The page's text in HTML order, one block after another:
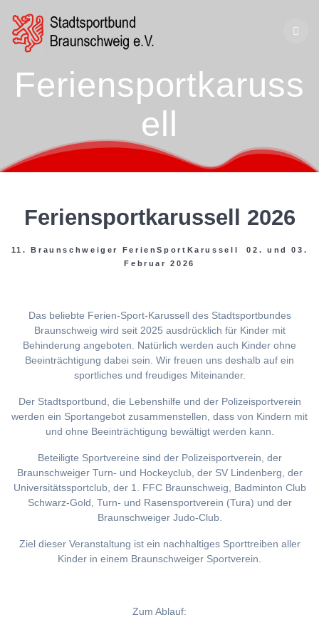
Feriensportkaruss
ell
Feriensportkarussell 2026
11. Braunschweiger FerienSportKarussell 02. und 03.
Februar 2026
Das beliebte Ferien-Sport-Karussell des Stadtsportbundes
Braunschweig wird seit 2025 ausdrücklich für Kinder mit
Behinderung angeboten. Natürlich werden auch Kinder ohne
Beeinträchtigung dabei sein. Wir freuen uns deshalb auf ein
sportliches und freudiges Miteinander.
Der Stadtsportbund, die Lebenshilfe und der Polizeisportverein
werden ein Sportangebot zusammenstellen, dass von Kindern mit
und ohne Beeinträchtigung bewältigt werden kann.
Beteiligte Sportvereine sind der Polizeisportverein, der
Braunschweiger Turn- und Hockeyclub, der SV Lindenberg, der
Universitätssportclub, der 1. FFC Braunschweig, Badminton Club
Schwarz-Gold, Turn- und Rasensportverein (Tura) und der
Braunschweiger Judo-Club.
Ziel dieser Veranstaltung ist ein nachhaltiges Sporttreiben aller
Kinder in einem Braunschweiger Sportverein.
Zum Ablauf: